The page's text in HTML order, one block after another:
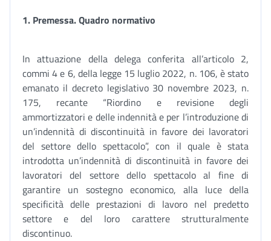
1. Premessa. Quadro normativo
In attuazione della delega conferita all’articolo 2,
commi 4 e 6, della legge 15 luglio 2022, n. 106, è stato
emanato il decreto legislativo 30 novembre 2023, n.
175, recante “Riordino e revisione degli
ammortizzatori e delle indennità e per l’introduzione di
un’indennità di discontinuità in favore dei lavoratori
del settore dello spettacolo”, con il quale è stata
introdotta un’indennità di discontinuità in favore dei
lavoratori del settore dello spettacolo al fine di
garantire un sostegno economico, alla luce della
specificità delle prestazioni di lavoro nel predetto
settore e del loro carattere strutturalmente
discontinuo.